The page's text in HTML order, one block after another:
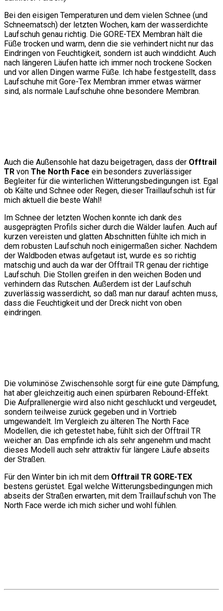
Bei den eisigen Temperaturen und dem vielen Schnee (und
Schneematsch) der letzten Wochen, kam der wasserdichte
Laufschuh genau richtig. Die GORE-TEX Membran hält die
Füße trocken und warm, denn die sie verhindert nicht nur das
Eindringen von Feuchtigkeit, sondern ist auch winddicht. Auch
nach längeren Läufen hatte ich immer noch trockene Socken
und vor allen Dingen warme Füße. Ich habe festgestellt, dass
Laufschuhe mit Gore-Tex Membran immer etwas wärmer
sind, als normale Laufschuhe ohne besondere Membran.
Auch die Außensohle hat dazu beigetragen, dass der Offtrail
TR von The North Face ein besonders zuverlässiger
Begleiter für die winterlichen Witterungsbedingungen ist. Egal
ob Kälte und Schnee oder Regen, dieser Traillaufschuh ist für
mich aktuell die beste Wahl!
Im Schnee der letzten Wochen konnte ich dank des
ausgeprägten Profils sicher durch die Wälder laufen. Auch auf
kurzen vereisten und glatten Abschnitten fühlte ich mich in
dem robusten Laufschuh noch einigermaßen sicher. Nachdem
der Waldboden etwas aufgetaut ist, wurde es so richtig
matschig und auch da war der Offtrail TR genau der richtige
Laufschuh. Die Stollen greifen in den weichen Boden und
verhindern das Rutschen. Außerdem ist der Laufschuh
zuverlässig wasserdicht, so daß man nur darauf achten muss,
dass die Feuchtigkeit und der Dreck nicht von oben
eindringen.
Die voluminöse Zwischensohle sorgt für eine gute Dämpfung,
hat aber gleichzeitig auch einen spürbaren Rebound-Effekt.
Die Aufprallenergie wird also nicht geschluckt und vergeudet,
sondern teilweise zurück gegeben und in Vortrieb
umgewandelt. Im Vergleich zu älteren The North Face
Modellen, die ich getestet habe, fühlt sich der Offtrail TR
weicher an. Das empfinde ich als sehr angenehm und macht
dieses Modell auch sehr attraktiv für längere Läufe abseits
der Straßen.
Für den Winter bin ich mit dem Offtrail TR GORE-TEX
bestens gerüstet. Egal welche Witterungsbedingungen mich
abseits der Straßen erwarten, mit dem Traillaufschuh von The
North Face werde ich mich sicher und wohl fühlen.